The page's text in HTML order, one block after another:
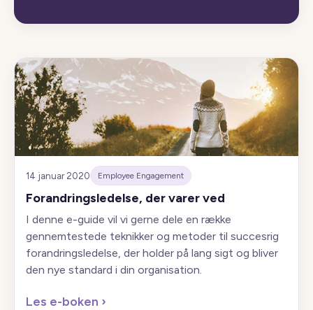
14 januar 2020 Employee Engagement
Forandringsledelse, der varer ved
I denne e-guide vil vi gerne dele en række
gennemtestede teknikker og metoder til succesrig
forandringsledelse, der holder på lang sigt og bliver
den nye standard i din organisation.
Les e-boken ›